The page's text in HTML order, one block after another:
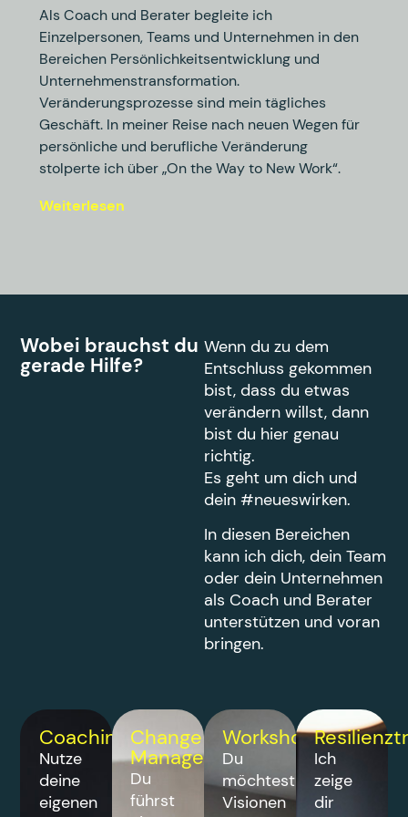
Als Coach und Berater begleite ich
Einzelpersonen, Teams und Unternehmen in den
Bereichen Persönlichkeitsentwicklung und
Unternehmenstransformation.
Veränderungsprozesse sind mein tägliches
Geschäft. In meiner Reise nach neuen Wegen für
persönliche und berufliche Veränderung
stolperte ich über „On the Way to New Work“.
Weiterlesen
Wobei brauchst du
gerade Hilfe?
Wenn du zu dem
Entschluss gekommen
bist, dass du etwas
verändern willst, dann
bist du hier genau
richtig.
Es geht um dich und
dein #neueswirken.
In diesen Bereichen
kann ich dich, dein Team
oder dein Unternehmen
als Coach und Berater
unterstützen und voran
bringen.
Coaching
Nutze
deine
eigenen
Change
Management
Du
führst
Workshops
Du
möchtest
Visionen
Ich
zeige
dir